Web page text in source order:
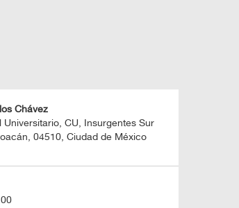
Chávez
Universitario, CU, Insurgentes Sur
04510, Ciudad de México